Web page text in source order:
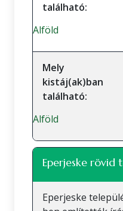
található:
Alföld
Mely
kistáj(ak)ban
található:
Alföld
Eperjeske rövid
Eperjeske